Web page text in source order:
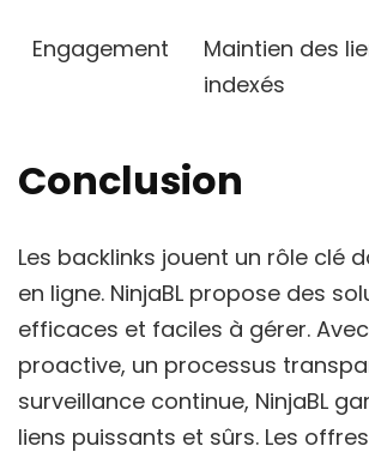
Engagement
Maintien des
indexés
Conclusion
Les backlinks jouent un rôle clé
en ligne. NinjaBL propose des
efficaces et faciles à gérer.
proactive, un processus
surveillance continue, NinjaBL
liens puissants et sûrs. Les